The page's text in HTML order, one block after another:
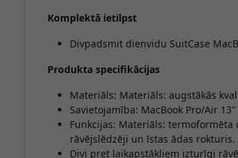
Komplektā ietilpst
Divpadsmit dienvidu SuitCase
Produkta specifikācijas
Materiāls: Materiāls: augstākās
Savietojamība: MacBook Pro/Air 13"
Funkcijas: Materiāls:
rāvējslēdzēji un īstas ādas rokturis.
Divi pret laikapstākļiem izturīgi